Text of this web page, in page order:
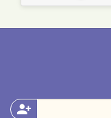
person_add